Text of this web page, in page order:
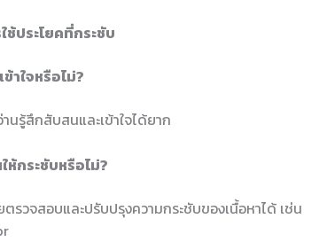
ประโยคที่กระชับ
าใจหรือไม่?
นรู้สึกสับสนและเข้าใจได้ยาก
ห้กระชับหรือไม่?
รวจสอบและปรับปรุงความกระชับของเนื้อหาได้ เช่น